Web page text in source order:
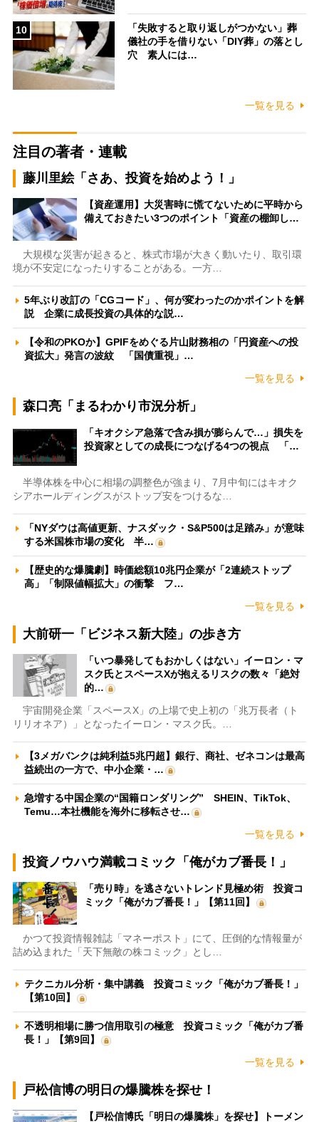
10
「失敗すると取り返しがつかない」葬
儀社の手を借りない「DIY葬」の落とし
穴 素人には…
一覧を見る
注目の著者・連載
藤川里絵「さあ、投資を始めよう！」
【資産運用】大災害時に慌てないために平時から
備えておきたい3つのポイント「資産の棚卸し…
大規模な災害が起きると、株式市場が大きく動いたり、取引環
境が不安定になったりすることがある。一方…
5年ぶり改訂の「CGコード」、何が変わったのかポイントを解
説 企業に成長投資の具体的な説…
【令和のPKOか】GPIFをめぐる片山財務相の「円資産への投
資拡大」発言の波紋 「国債重視」…
一覧を見る
森口亮「まるわかり市況分析」
「キオクシア急落で含み損が膨らんで…」損失を
投資家としての成長につなげる4つの視点 「…
半導体株を中心に相場の調整色が強まり、7月中旬にはキオク
シアホールディングスがストップ安をつけるな…
「NYダウは高値更新、ナスダック・S&P500は足踏み」が意味
する米国株市場の変化 半…
【歴史的な爆騰劇】時価総額10兆円企業が「2連続ストップ
高」「制限値幅拡大」の衝撃 フ…
一覧を見る
大前研一「ビジネス新大陸」の歩き方
「いつ暴発してもおかしくはない」イーロン・マ
スク氏とスペースXが抱えるリスクの数々「絶対
的…
宇宙開発企業「スペースX」の上場で史上初の「兆万長者（ト
リリオネア）」となったイーロン・マスク氏。…
【3メガバンクは純利益5兆円超】銀行、商社、ゼネコンは最高
益続出の一方で、中小企業・…
急増する中国企業の“国籍ロンダリング” SHEIN、TikTok、
Temu…本社機能を海外に移転させ…
一覧を見る
投資ノウハウ満載コミック「俺がカブ番長！」
「売り時」を逃さないトレンド見極め術 投資コ
ミック「俺がカブ番長！」【第11回】
かつて投資情報雑誌「マネーポスト」にて、圧倒的な情報量が
詰め込まれた「天下無敵の株コミック」とし…
テクニカル分析・集中講義 投資コミック「俺がカブ番長！」
【第10回】
不透明相場に勝つ信用取引の極意 投資コミック「俺がカブ番
長！」【第9回】
一覧を見る
戸松信博の明日の爆騰株を探せ！
【戸松信博氏「明日の爆騰株」を探せ】トーメン